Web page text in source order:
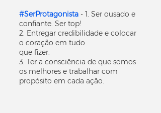
#SerProtagonista - 1. Ser ousado e
confiante. Ser top!
2. Entregar credibilidade e colocar
o coração em tudo
que fizer.
3. Ter a consciência de que somos
os melhores e trabalhar com
propósito em cada ação.